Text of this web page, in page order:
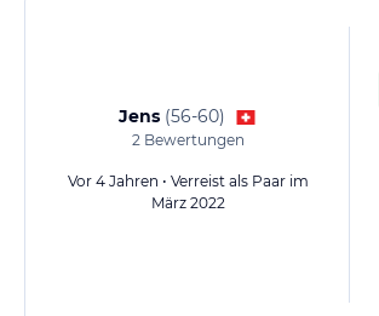
Jens (56-60)
2Bewertungen
Vor 4 Jahren • Verreist als Paar im
März 2022